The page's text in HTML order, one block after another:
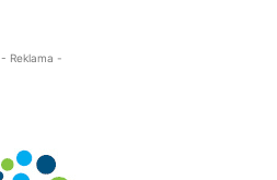
- Reklama -